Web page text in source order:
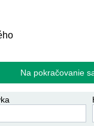
Na pokračovanie